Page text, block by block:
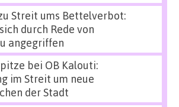
Streit ums Bettelverbot:
durch Rede von
angegriffen
bei OB Kalouti:
im Streit um neue
der Stadt